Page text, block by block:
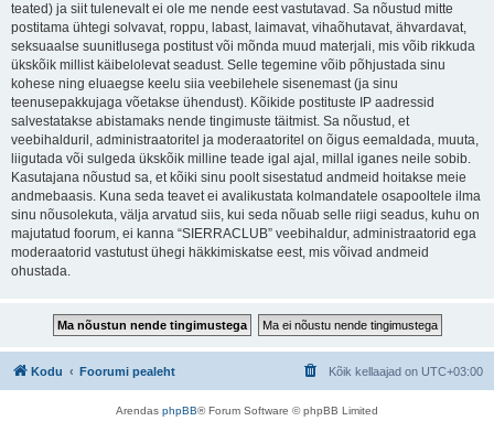
teated) ja siit tulenevalt ei ole me nende eest vastutavad. Sa nõustud mitte
postitama ühtegi solvavat, roppu, labast, laimavat, vihaõhutavat, ähvardavat,
seksuaalse suunitlusega postitust või mõnda muud materjali, mis võib rikkuda
ükskõik millist käibelolevat seadust. Selle tegemine võib põhjustada sinu
kohese ning eluaegse keelu siia veebilehele sisenemast (ja sinu
teenusepakkujaga võetakse ühendust). Kõikide postituste IP aadressid
salvestatakse abistamaks nende tingimuste täitmist. Sa nõustud, et
veebihalduril, administraatoritel ja moderaatoritel on õigus eemaldada, muuta,
liigutada või sulgeda ükskõik milline teade igal ajal, millal iganes neile sobib.
Kasutajana nõustud sa, et kõiki sinu poolt sisestatud andmeid hoitakse meie
andmebaasis. Kuna seda teavet ei avalikustata kolmandatele osapooltele ilma
sinu nõusolekuta, välja arvatud siis, kui seda nõuab selle riigi seadus, kuhu on
majutatud foorum, ei kanna “SIERRACLUB” veebihaldur, administraatorid ega
moderaatorid vastutust ühegi häkkimiskatse eest, mis võivad andmeid
ohustada.
Kodu Foorumi pealeht Kõik kellaajad on UTC+03:00
Arendas phpBB® Forum Software © phpBB Limited